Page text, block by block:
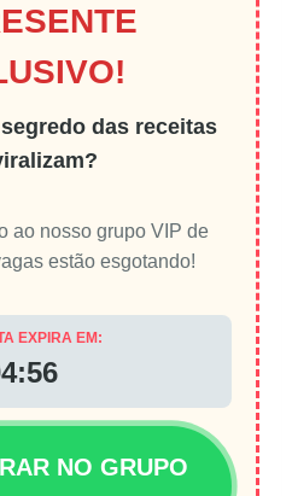
das receitas
ao nosso grupo VIP de
estão esgotando!
EXPIRA EM:
NO GRUPO